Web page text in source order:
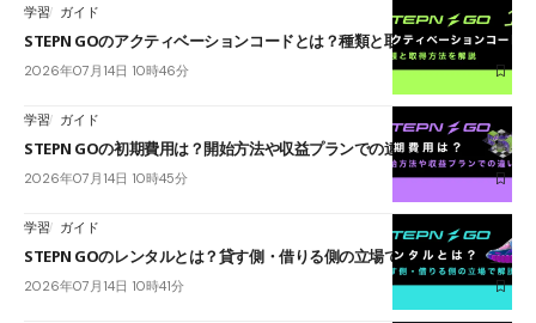
学習 ガイド
STEPN GOのアクティベーションコードとは？種類と取得方法を解説
2026年07月14日 10時46分
学習 ガイド
STEPN GOの初期費用は？開始方法や収益プランでの違いを解説
2026年07月14日 10時45分
学習 ガイド
STEPN GOのレンタルとは？貸す側・借りる側の立場で解説
2026年07月14日 10時41分